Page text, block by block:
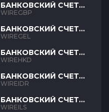
БАНКОВСКИЙ СЧЕТ
GBP
WIREGBP
БАНКОВСКИЙ СЧЕТ
GEL
WIREGEL
БАНКОВСКИЙ СЧЕТ
HKD
WIREHKD
БАНКОВСКИЙ СЧЕТ
IDR
WIREIDR
БАНКОВСКИЙ СЧЕТ
ILS
WIREILS